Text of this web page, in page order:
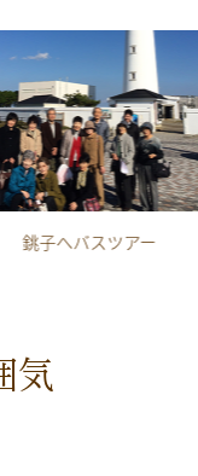
子へバスツアー
気